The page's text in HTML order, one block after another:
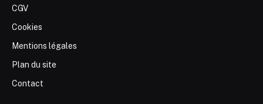
CGV
Cookies
Mentions légales
Plan du site
Contact